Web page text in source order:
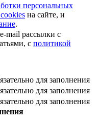
персональных
на сайте, и
.
mail рассылки с
с политикой
для заполнения
для заполнения
для заполнения